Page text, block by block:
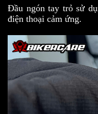
Đầu ngón tay trỏ sử
điện thoại cảm ứng.